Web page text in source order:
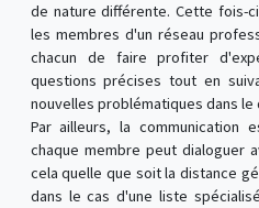
de nature différente. Cette fois-
les membres d'un réseau
chacun de faire profiter
questions précises tout en
nouvelles problématiques dans le
Par ailleurs, la communication
chaque membre peut dialoguer
cela quelle que soit la distance
dans le cas d'une liste